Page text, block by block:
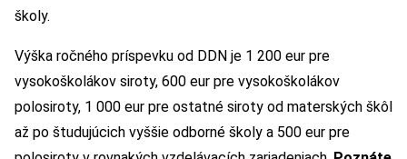
školy.
Výška ročného príspevku od DDN je 1 200 eur pre
vysokoškolákov siroty, 600 eur pre vysokoškolákov
polosiroty, 1 000 eur pre ostatné siroty od materských škôl
až po študujúcich vyššie odborné školy a 500 eur pre